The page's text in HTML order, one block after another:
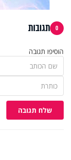
0 תגובות
הוסיפו תגובה
שלח תגובה